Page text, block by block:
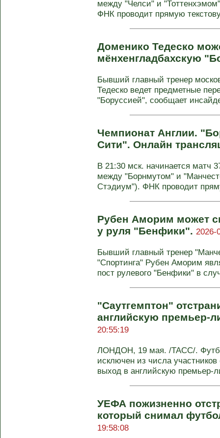
между "Челси" и
ФНК проводит прямую
Доменико Тедеско
мёнхенгладбахскую
Бывший главный тренер
Тедеско ведет предметные
"Боруссией", сообщает
Чемпионат Англии.
Сити". Онлайн
В 21:30 мск. начинается матч
между "Борнмутом" и
Стэдиум"). ФНК проводит
Рубен Аморим может
у руля "Бенфики". 2026-
Бывший главный тренер
"Спортинга" Рубен Аморим
пост рулевого "Бенфики" в
"Саутгемптон"
английскую премьер-
20:55:19
ЛОНДОН, 19 мая. /ТАСС/.
исключен из числа
выход в английскую премьер-
УЕФА пожизненно
который снимал
19:58:08